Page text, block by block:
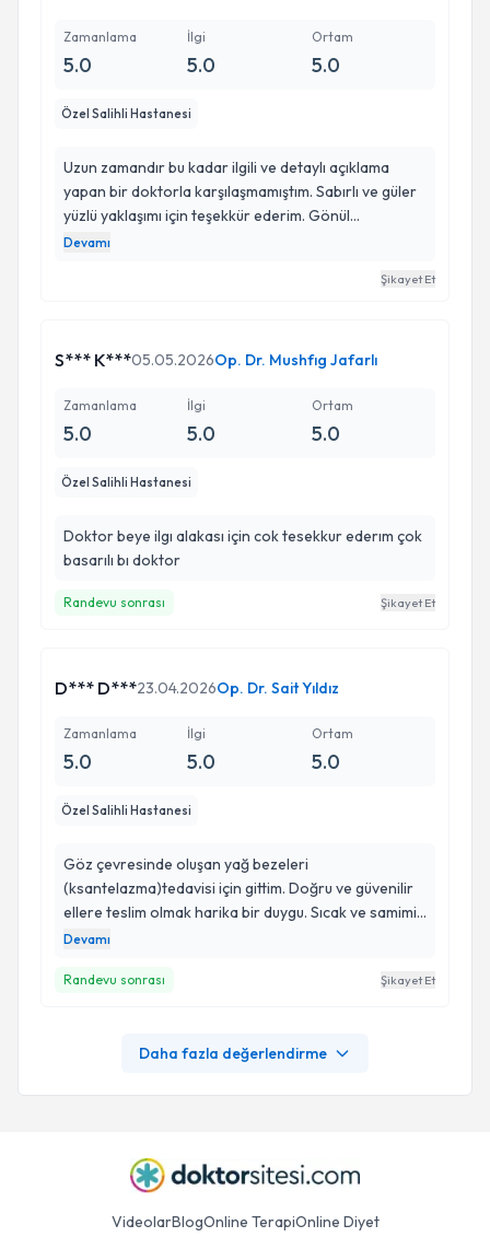
Zamanlama
5.0
İlgi
5.0
Ortam
5.0
Özel Salihli Hastanesi
Uzun zamandır bu kadar ilgili ve detaylı açıklama
yapan bir doktorla karşılaşmamıştım. Sabırlı ve güler
yüzlü yaklaşımı için teşekkür ederim. Gönül
rahatlığıyla tavsiye ederim.
Devamı
Şikayet Et
S*** K***05.05.2026Op. Dr. Mushfıg Jafarlı
Zamanlama
5.0
İlgi
5.0
Ortam
5.0
Özel Salihli Hastanesi
Doktor beye ilgı alakası için cok tesekkur ederım çok
basarılı bı doktor
Randevu sonrası Şikayet Et
D*** D***23.04.2026Op. Dr. Sait Yıldız
Zamanlama
5.0
İlgi
5.0
Ortam
5.0
Özel Salihli Hastanesi
Göz çevresinde oluşan yağ bezeleri
(ksantelazma)tedavisi için gittim. Doğru ve güvenilir
ellere teslim olmak harika bir duygu. Sıcak ve samimi
yaklaşımları için Nejla hanıma ve çalışanlarına çok
Devamı
Randevu sonrası Şikayet Et
Daha fazla değerlendirme
VideolarBlogOnline TerapiOnline Diyet